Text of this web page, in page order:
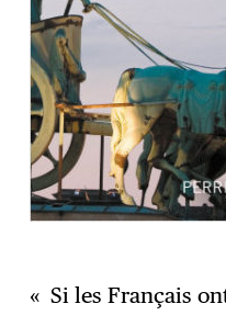
« Si les Français